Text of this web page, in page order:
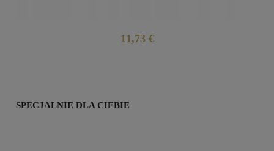
11,73 €
SPECJALNIE DLA CIEBIE